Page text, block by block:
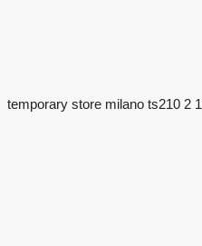
temporary store milano ts210 2 1